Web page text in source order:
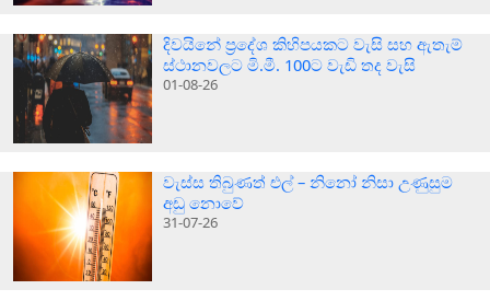
දිවයිනේ ප්‍රදේශ කිහිපයකට වැසි සහ ඇතැම්
ස්ථානවලට මි.මී. 100ට වැඩි තද වැසි
01-08-26
වැස්ස තිබුණත් එල් – නිනෝ නිසා උණුසුම
අඩු නොවේ
31-07-26